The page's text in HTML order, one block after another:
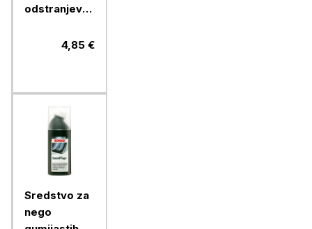
odstranjevanje
4,85 €
Sredstvo za
nego